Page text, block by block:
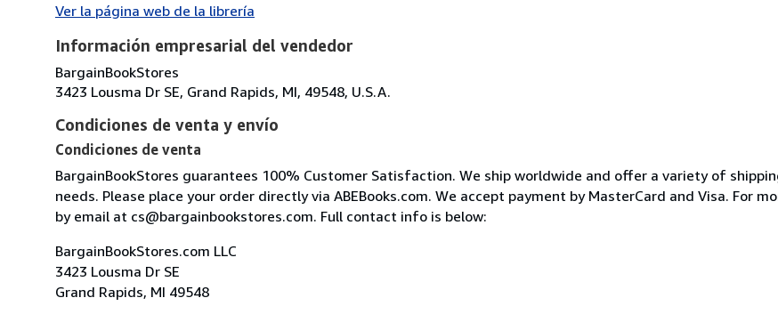
Ver la página web de la librería
Información empresarial del vendedor
BargainBookStores
3423 Lousma Dr SE, Grand Rapids, MI, 49548, U.S.A.
Condiciones de venta y envío
Condiciones de venta
BargainBookStores guarantees 100% Customer Satisfaction. We ship worldwide and offer a variety of
needs. Please place your order directly via ABEBooks.com. We accept payment by MasterCard and Visa. For
by email at cs@bargainbookstores.com. Full contact info is below:
BargainBookStores.com LLC
3423 Lousma Dr SE
Grand Rapids, MI 49548